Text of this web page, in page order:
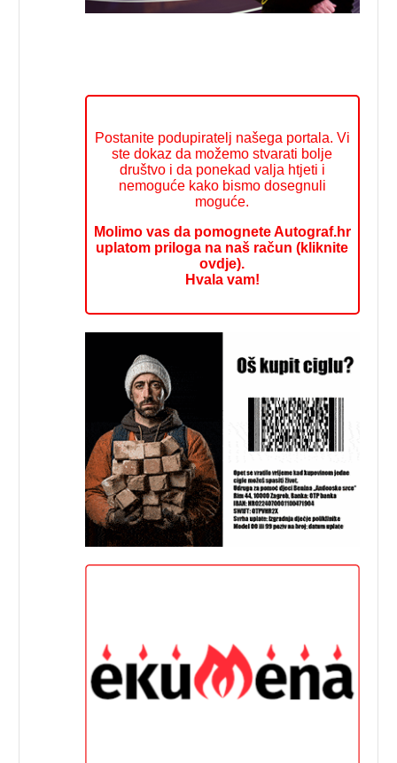
Postanite podupiratelj našega portala. Vi
ste dokaz da možemo stvarati bolje
društvo i da ponekad valja htjeti i
nemoguće kako bismo dosegnuli
moguće.
Molimo vas da pomognete Autograf.hr
uplatom priloga na naš račun (kliknite
ovdje).
Hvala vam!